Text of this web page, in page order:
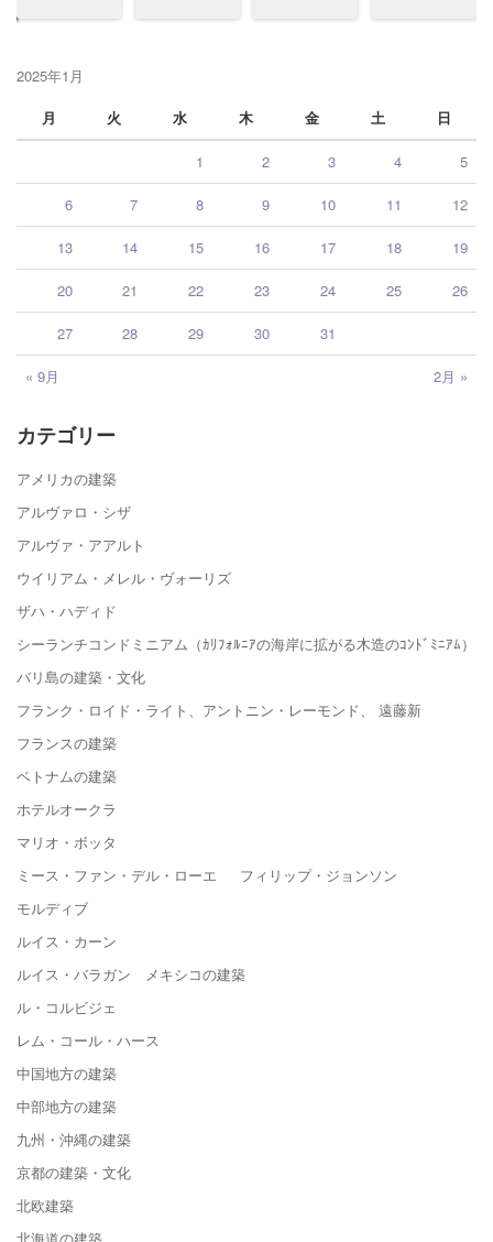
2025年1月
月
火 水 木 金 土 日
« 9月 2月 »
1 2 3 4 5
6 7 8 9 10 11 12
13 14 15 16 17 18 19
20 21 22 23 24 25 26
27 28 29 30 31
カテゴリー
アメリカの建築
アルヴァロ・シザ
アルヴァ・アアルト
ウイリアム・メレル・ヴォーリズ
ザハ・ハディド
シーランチコンドミニアム（ｶﾘﾌｫﾙﾆｱの海岸に拡がる木造のｺﾝﾄﾞﾐﾆｱﾑ）
バリ島の建築・文化
フランク・ロイド・ライト、アントニン・レーモンド、 遠藤新
フランスの建築
ベトナムの建築
ホテルオークラ
マリオ・ボッタ
ミース・ファン・デル・ローエ フィリップ・ジョンソン
モルディブ
ルイス・カーン
ルイス・バラガン メキシコの建築
ル・コルビジェ
レム・コール・ハース
中国地方の建築
中部地方の建築
九州・沖縄の建築
京都の建築・文化
北欧建築